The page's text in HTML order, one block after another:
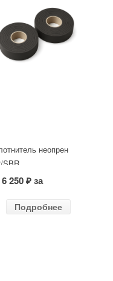
неопрен
SBR
250 ₽ за
Подробнее